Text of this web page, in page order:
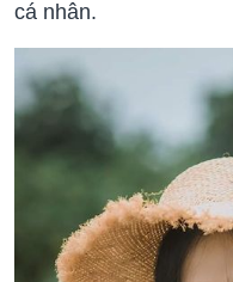
cá nhân.